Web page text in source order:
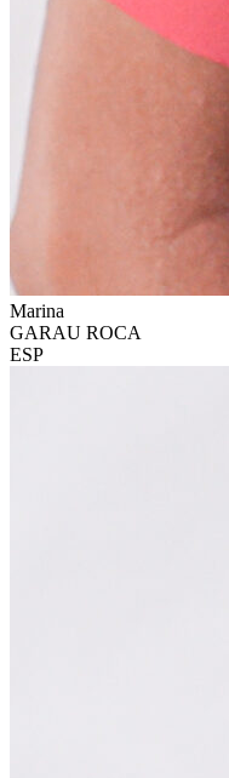
Marina
GARAU ROCA
ESP